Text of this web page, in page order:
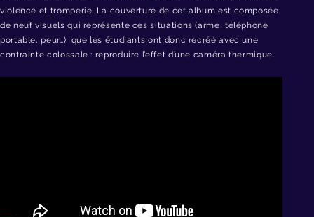
violence et tromperie. La couverture de cet album est composée
de neuf visuels qui représente ces situations (arme, téléphone
portable, peur…), que les étudiants ont donc recréé avec une
contrainte colossale : reproduire l’effet d’une caméra thermique.